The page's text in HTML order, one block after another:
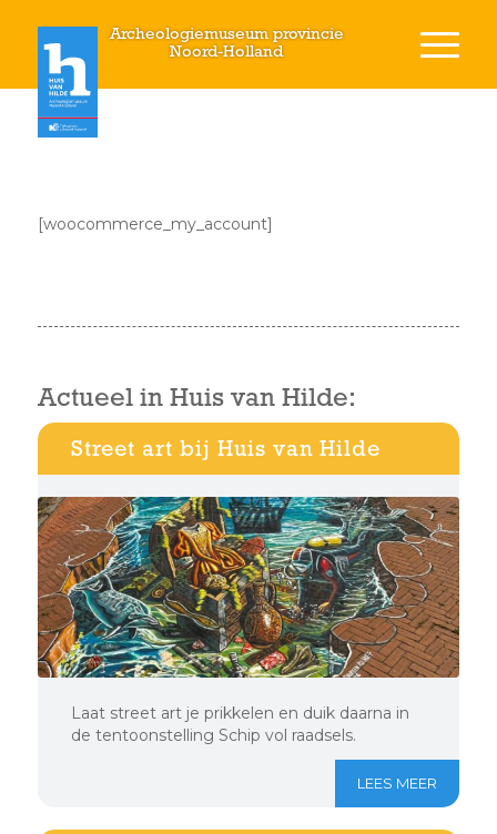
Archeologiemuseum provincie
Noord-Holland
[woocommerce_my_account]
Actueel in Huis van Hilde:
Street art bij Huis van Hilde
Laat street art je prikkelen en duik daarna in
de tentoonstelling Schip vol raadsels.
LEES MEER